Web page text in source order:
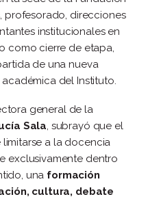
profesorado, direcciones
institucionales en
como cierre de etapa,
de una nueva
del Instituto.
general de la
Sala, subrayó que el
a la docencia
exclusivamente dentro
una formación
cultura, debate